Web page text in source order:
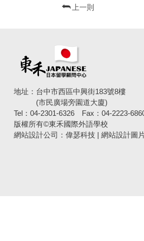
上一則
地址：台中市西區中興街183號8樓
(市民廣場旁園道大廈)
Tel：04-2301-6326
Fax：04-2223-
版權所有©東禾國際外語學校
網站設計公司 ：偉瑟科技 | 網站設計圖